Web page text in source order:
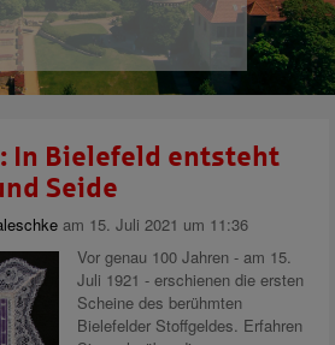
In Bielefeld entsteht
Seide
am 15. Juli 2021 um 11:36
Vor genau 100 Jahren - am 15.
Juli 1921 - erschienen die ersten
Scheine des berühmten
Bielefelder Stoffgeldes. Erfahren